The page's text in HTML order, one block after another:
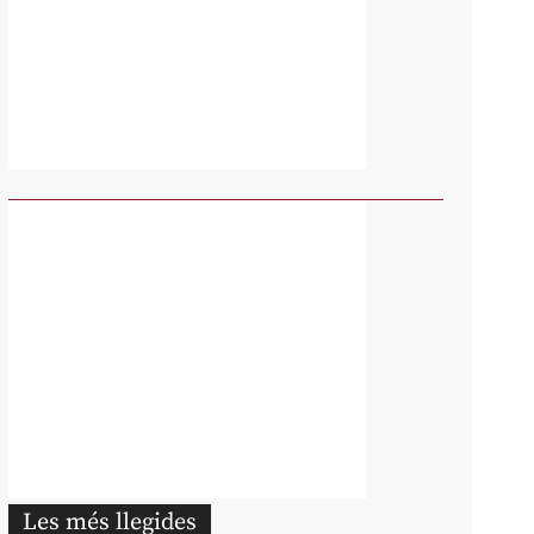
Les més llegides